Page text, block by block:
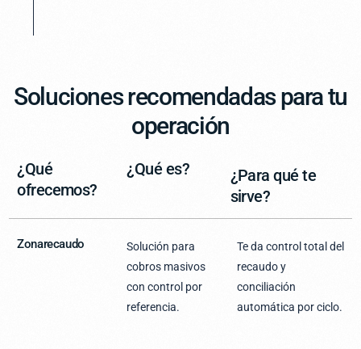
Soluciones recomendadas para tu
operación
¿Qué
ofrecemos?
¿Qué es?
¿Para qué te
sirve?
Zonarecaudo
Solución para
cobros masivos
con control por
referencia.
Te da control total del
recaudo y
conciliación
automática por ciclo.